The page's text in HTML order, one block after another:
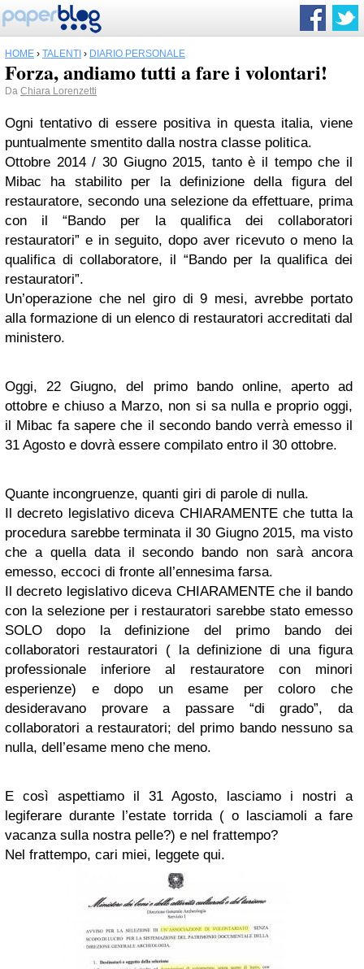
HOME › TALENTI › DIARIO PERSONALE
Forza, andiamo tutti a fare i volontari!
Da Chiara Lorenzetti
Ogni tentativo di essere positiva in questa italia, viene
puntualmente smentito dalla nostra classe politica.
Ottobre 2014 / 30 Giugno 2015, tanto è il tempo che il
Mibac ha stabilito per la definizione della figura del
restauratore, secondo una selezione da effettuare, prima
con il “Bando per la qualifica dei collaboratori
restauratori” e in seguito, dopo aver ricevuto o meno la
qualifica di collaboratore, il “Bando per la qualifica dei
restauratori”.
Un’operazione che nel giro di 9 mesi, avrebbe portato
alla formazione di un elenco di restauratori accreditati dal
ministero.
Oggi, 22 Giugno, del primo bando online, aperto ad
ottobre e chiuso a Marzo, non si sa nulla e proprio oggi,
il Mibac fa sapere che il secondo bando verrà emesso il
31 Agosto e dovrà essere compilato entro il 30 ottobre.
Quante incongruenze, quanti giri di parole di nulla.
Il decreto legislativo diceva CHIARAMENTE che tutta la
procedura sarebbe terminata il 30 Giugno 2015, ma visto
che a quella data il secondo bando non sarà ancora
emesso, eccoci di fronte all’ennesima farsa.
Il decreto legislativo diceva CHIARAMENTE che il bando
con la selezione per i restauratori sarebbe stato emesso
SOLO dopo la definizione del primo bando dei
collaboratori restauratori ( la definizione di una figura
professionale inferiore al restauratore con minori
esperienze) e dopo un esame per coloro che
desideravano provare a passare “di grado”, da
collaboratori a restauratori; del primo bando nessuno sa
nulla, dell’esame meno che meno.
E così aspettiamo il 31 Agosto, lasciamo i nostri a
legiferare durante l’estate torrida ( o lasciamoli a fare
vacanza sulla nostra pelle?) e nel frattempo?
Nel frattempo, cari miei, leggete qui.